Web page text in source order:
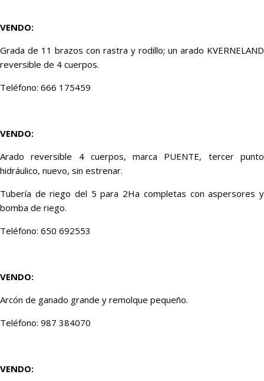
VENDO:
Grada de 11 brazos con rastra y rodillo; un arado KVERNELAND
reversible de 4 cuerpos.
Teléfono: 666 175459
VENDO:
Arado reversible 4 cuerpos, marca PUENTE, tercer punto
hidráulico, nuevo, sin estrenar.
Tubería de riego del 5 para 2Ha completas con aspersores y
bomba de riego.
Teléfono: 650 692553
VENDO:
Arcón de ganado grande y remolque pequeño.
Teléfono: 987 384070
VENDO: